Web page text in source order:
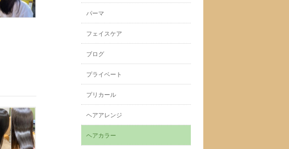
パーマ
フェイスケア
ブログ
プライベート
プリカール
ヘアアレンジ
ヘアカラー